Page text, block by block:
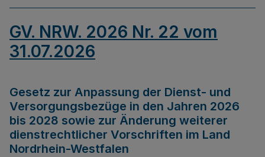
GV. NRW. 2026 Nr. 22 vom
31.07.2026
Gesetz zur Anpassung der Dienst- und
Versorgungsbezüge in den Jahren 2026
bis 2028 sowie zur Änderung weiterer
dienstrechtlicher Vorschriften im Land
Nordrhein-Westfalen